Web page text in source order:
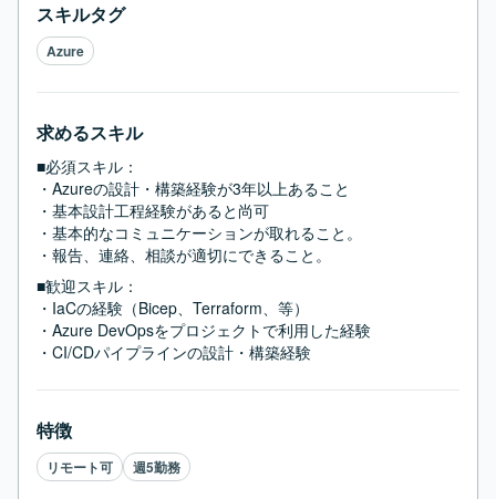
スキルタグ
Azure
求めるスキル
■必須スキル：
・Azureの設計・構築経験が3年以上あること
・基本設計工程経験があると尚可
・基本的なコミュニケーションが取れること。
・報告、連絡、相談が適切にできること。
■歓迎スキル：
・IaCの経験（Bicep、Terraform、等）
・Azure DevOpsをプロジェクトで利用した経験
・CI/CDパイプラインの設計・構築経験
特徴
リモート可 週5勤務